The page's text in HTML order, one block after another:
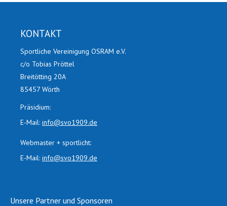
KONTAKT
Sportliche Vereinigung OSRAM e.V.
c/o Tobias Pröttel
Breitötting 20A
85457 Wörth
Präsidium:
E-Mail: info@svo1909.de
Webmaster + sportlicht:
E-Mail: info@svo1909.de
Unsere Partner und Sponsoren